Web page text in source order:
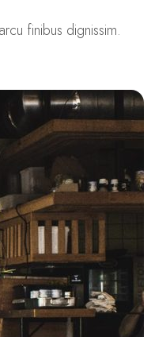
finibus dignissim.